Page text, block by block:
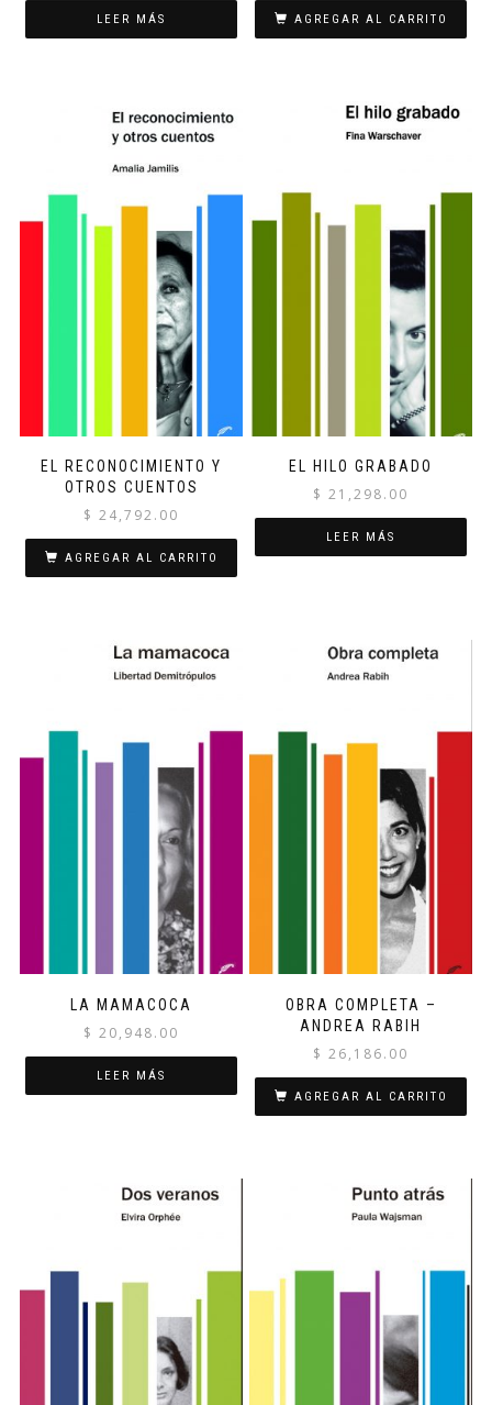
LEER MÁS AGREGAR AL CARRITO
EL RECONOCIMIENTO Y
OTROS CUENTOS
$ 24,792.00
AGREGAR AL CARRITO
EL HILO GRABADO
$ 21,298.00
LEER MÁS
LA MAMACOCA
$ 20,948.00
LEER MÁS
OBRA COMPLETA –
ANDREA RABIH
$ 26,186.00
AGREGAR AL CARRITO